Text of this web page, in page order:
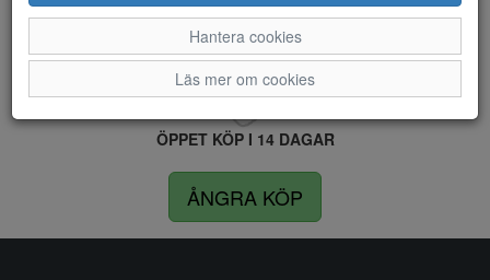
FRI FRAKT VID KÖP ÖVER 1.500 KR
ÖPPET KÖP I 14 DAGAR
ÅNGRA KÖP
Hantera cookies
Läs mer om cookies